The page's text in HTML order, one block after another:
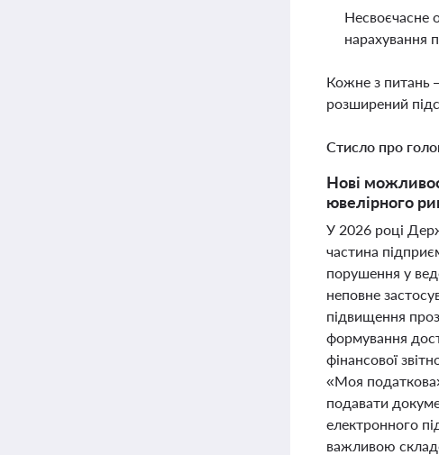
Несвоєчасне
нарахування
Кожне з питань
розширений
Стисло про
Нові
ювелірного
У 2026 році
частина
порушення у
неповне
підвищення
формування
фінансової
«Моя
подавати
електронного
важливою